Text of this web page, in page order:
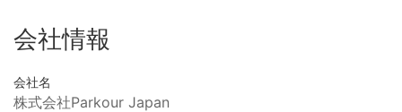
会社情報
会社名
株式会社Parkour Japan